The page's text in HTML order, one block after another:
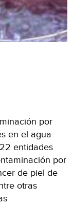
por
en el agua
entidades
por
de piel de
otras